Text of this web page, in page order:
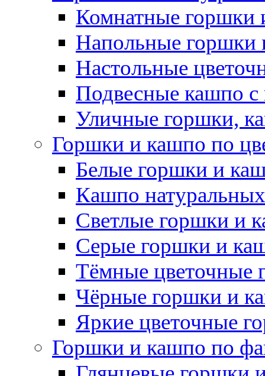
Комнатные горшки
Напольные горшки
Настольные
Подвесные кашпо с
Уличные горшки,
Горшки и кашпо по
Белые горшки и
Кашпо
Светлые горшки и
Серые горшки и
Тёмные цветочные
Чёрные горшки и
Яркие цветочные
Горшки и кашпо по